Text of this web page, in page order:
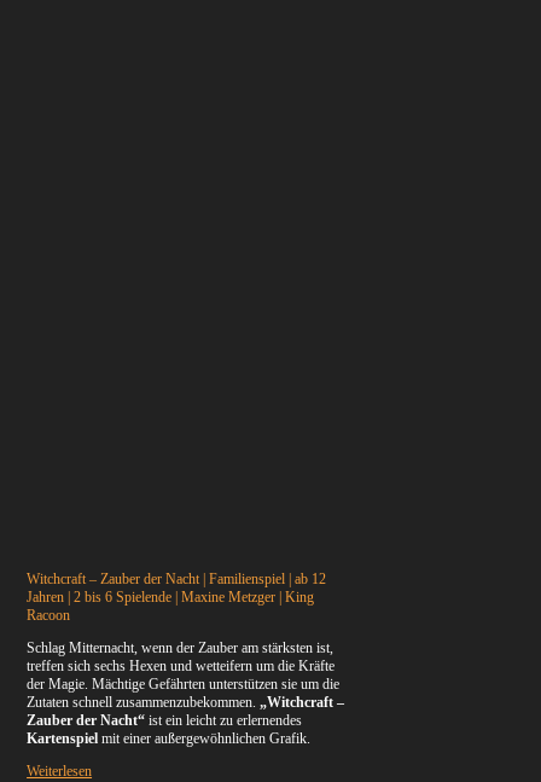
Witchcraft – Zauber der Nacht | Familienspiel | ab 12
Jahren | 2 bis 6 Spielende | Maxine Metzger | King
Racoon
Schlag Mitternacht, wenn der Zauber am stärksten ist,
treffen sich sechs Hexen und wetteifern um die Kräfte
der Magie. Mächtige Gefährten unterstützen sie um die
Zutaten schnell zusammenzubekommen.„Witchcraft –
Zauber der Nacht“ ist ein leicht zu erlernendes
Kartenspiel mit einer außergewöhnlichen Grafik.
Weiterlesen